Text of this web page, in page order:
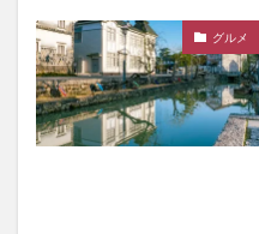
グルメ